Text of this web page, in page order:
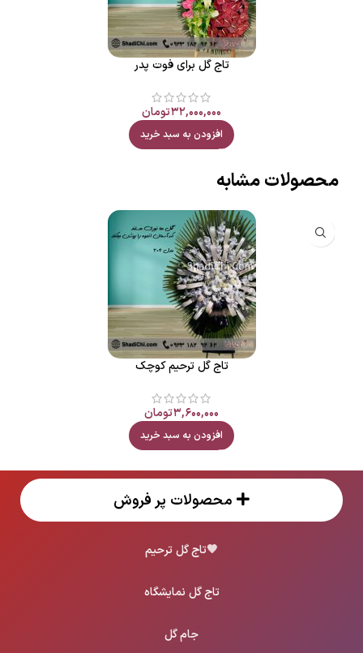
تاج گل برای فوت پدر
۳۲,۰۰۰,۰۰۰تومان
افزودن به سبد خرید
محصولات مشابه
تاج گل ترحیم کوچک
۳,۶۰۰,۰۰۰تومان
افزودن به سبد خرید
محصولات پر فروش
🖤تاج گل ترحیم
تاج گل نمایشگاه
جام گل